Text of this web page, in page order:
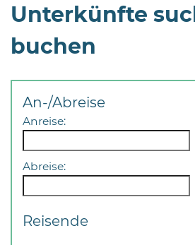
Unterkünfte
buchen
An-/Abreise
Anreise:
Abreise:
Reisende